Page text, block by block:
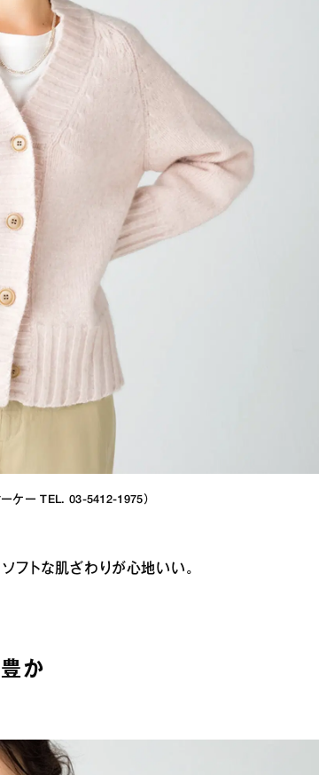
ケー TEL. 03-5412-1975）
フトな肌ざわりが心地いい。
か